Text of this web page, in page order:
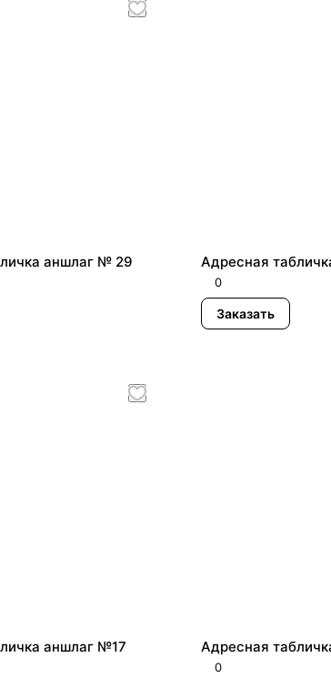
аншлаг № 29 Адресная
0
Заказать
аншлаг №17 Адресная
0